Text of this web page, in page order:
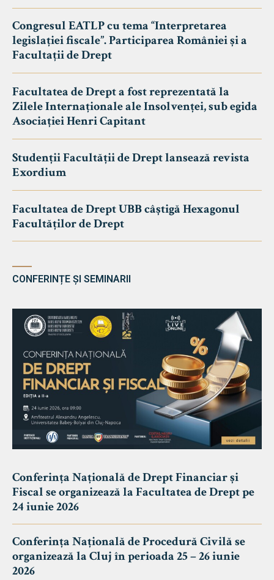
Congresul EATLP cu tema “Interpretarea
legislației fiscale”. Participarea României și a
Facultații de Drept
Facultatea de Drept a fost reprezentată la
Zilele Internaționale ale Insolvenței, sub egida
Asociației Henri Capitant
Studenții Facultății de Drept lansează revista
Exordium
Facultatea de Drept UBB câștigă Hexagonul
Facultăților de Drept
CONFERINȚE ȘI SEMINARII
Conferința Națională de Drept Financiar și
Fiscal se organizează la Facultatea de Drept pe
24 iunie 2026
Conferința Națională de Procedură Civilă se
organizează la Cluj în perioada 25 – 26 iunie
2026